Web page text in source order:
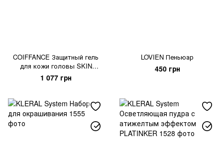
COIFFANCE Защитный гель
для кожи головы SKIN
PROTECTIVE
1 077 грн
LOVIEN Пеньюар
450 грн